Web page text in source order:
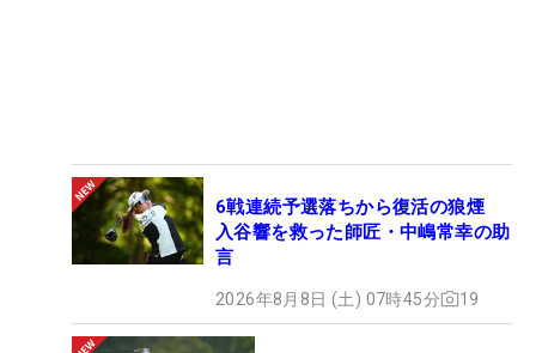
6戦連続予選落ちから復活の狼煙
入谷響を救った師匠・中嶋常幸の助
言
2026年8月8日 (土) 07時45分 19